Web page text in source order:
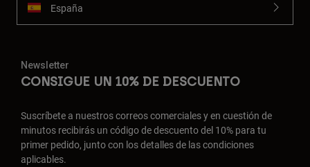
España
Newsletter
CONSIGUE UN 10% DE DESCUENTO
Suscríbete a nuestros correos comerciales y en cuestión de
minutos recibirás un código de descuento del 10% para tu
primer pedido, junto con los detalles de las condiciones
aplicables.